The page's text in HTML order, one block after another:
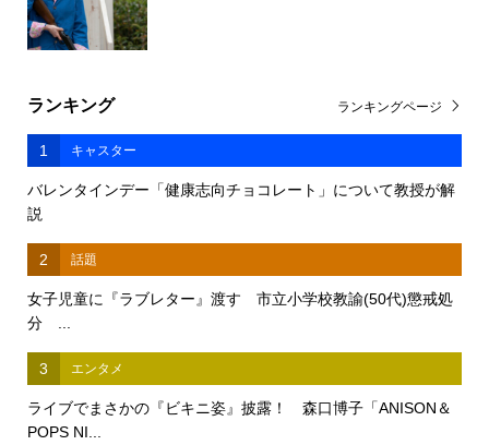
ランキング
1 キャスター
バレンタインデー「健康志向チョコレート」について教授が解
説
2 話題
女子児童に『ラブレター』渡す 市立小学校教諭(50代)懲戒処
分 ...
3 エンタメ
ライブでまさかの『ビキニ姿』披露！ 森口博子「ANISON＆
POPS NI...
ランキングページ